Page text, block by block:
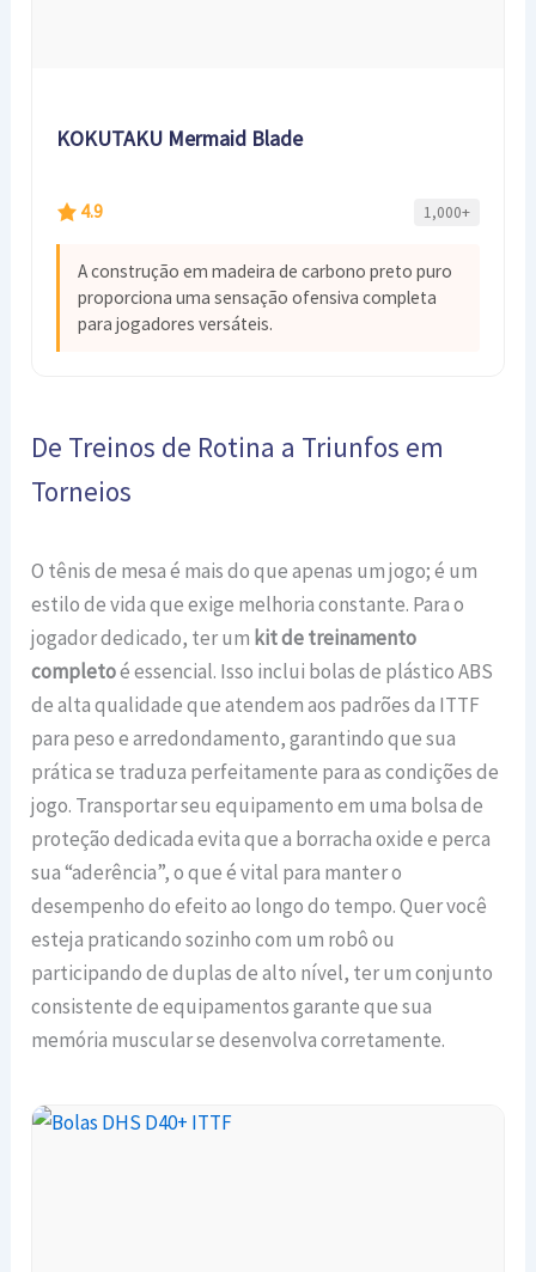
KOKUTAKU Mermaid Blade
4.9 1,000+
A construção em madeira de carbono preto puro
proporciona uma sensação ofensiva completa
para jogadores versáteis.
De Treinos de Rotina a Triunfos em
Torneios
O tênis de mesa é mais do que apenas um jogo; é um
estilo de vida que exige melhoria constante. Para o
jogador dedicado, ter um kit de treinamento
completoé essencial. Isso inclui bolas de plástico ABS
de alta qualidade que atendem aos padrões da ITTF
para peso e arredondamento, garantindo que sua
prática se traduza perfeitamente para as condições de
jogo. Transportar seu equipamento em uma bolsa de
proteção dedicada evita que a borracha oxide e perca
sua “aderência”, o que é vital para manter o
desempenho do efeito ao longo do tempo. Quer você
esteja praticando sozinho com um robô ou
participando de duplas de alto nível, ter um conjunto
consistente de equipamentos garante que sua
memória muscular se desenvolva corretamente.